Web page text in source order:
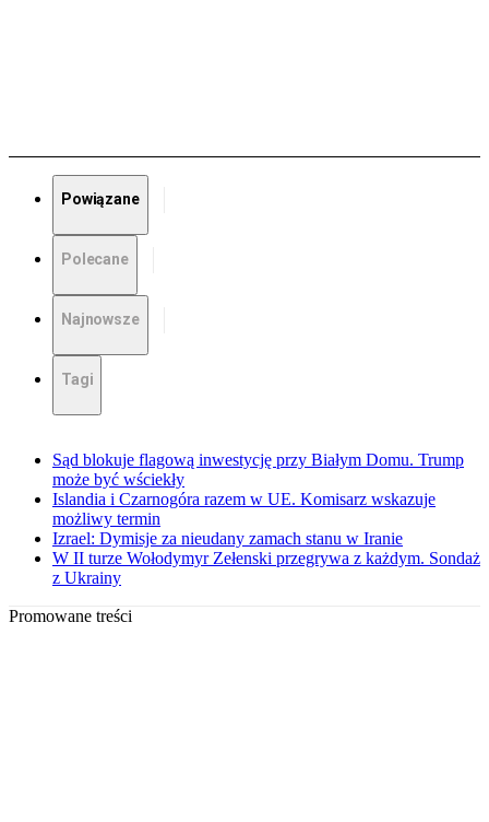
Powiązane
Polecane
Najnowsze
Tagi
Sąd blokuje flagową inwestycję przy Białym Domu. Trump
może być wściekły
Islandia i Czarnogóra razem w UE. Komisarz wskazuje
możliwy termin
Izrael: Dymisje za nieudany zamach stanu w Iranie
W II turze Wołodymyr Zełenski przegrywa z każdym. Sondaż
z Ukrainy
Promowane treści